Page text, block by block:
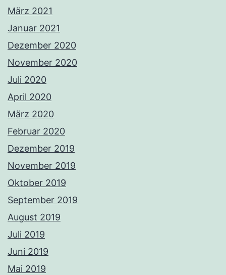
März 2021
Januar 2021
Dezember 2020
November 2020
Juli 2020
April 2020
März 2020
Februar 2020
Dezember 2019
November 2019
Oktober 2019
September 2019
August 2019
Juli 2019
Juni 2019
Mai 2019